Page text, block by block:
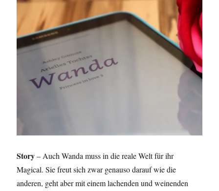
Story– Auch Wanda muss in die reale Welt für ihr
Magical. Sie freut sich zwar genauso darauf wie die
anderen, geht aber mit einem lachenden und weinenden